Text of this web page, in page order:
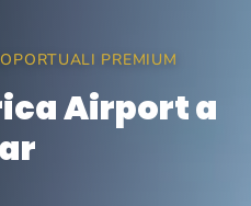
PREMIUM
Airport a